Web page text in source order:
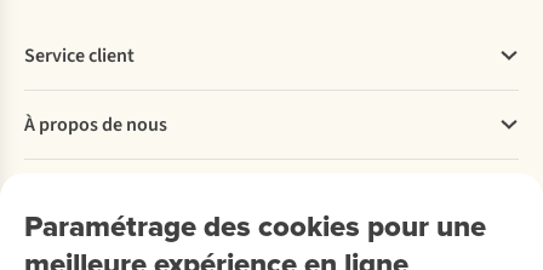
Paramétrage des cookies pour une
Service client
Commander
Payer
Retourner
Rétractation d'une commande
À propos de nous
Entreprise responsable
Location / Location sports d’hiver
Découvrez